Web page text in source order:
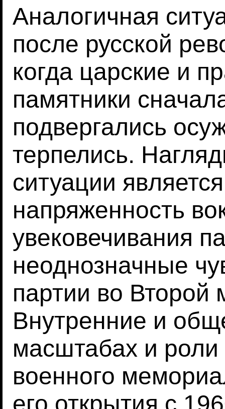
Аналогичная
после русской
когда царские и
памятники
подвергались
терпелись.
ситуации
напряженность
увековечивания
неоднозначные
партии во Второй
Внутренние и
масштабах и роли
военного